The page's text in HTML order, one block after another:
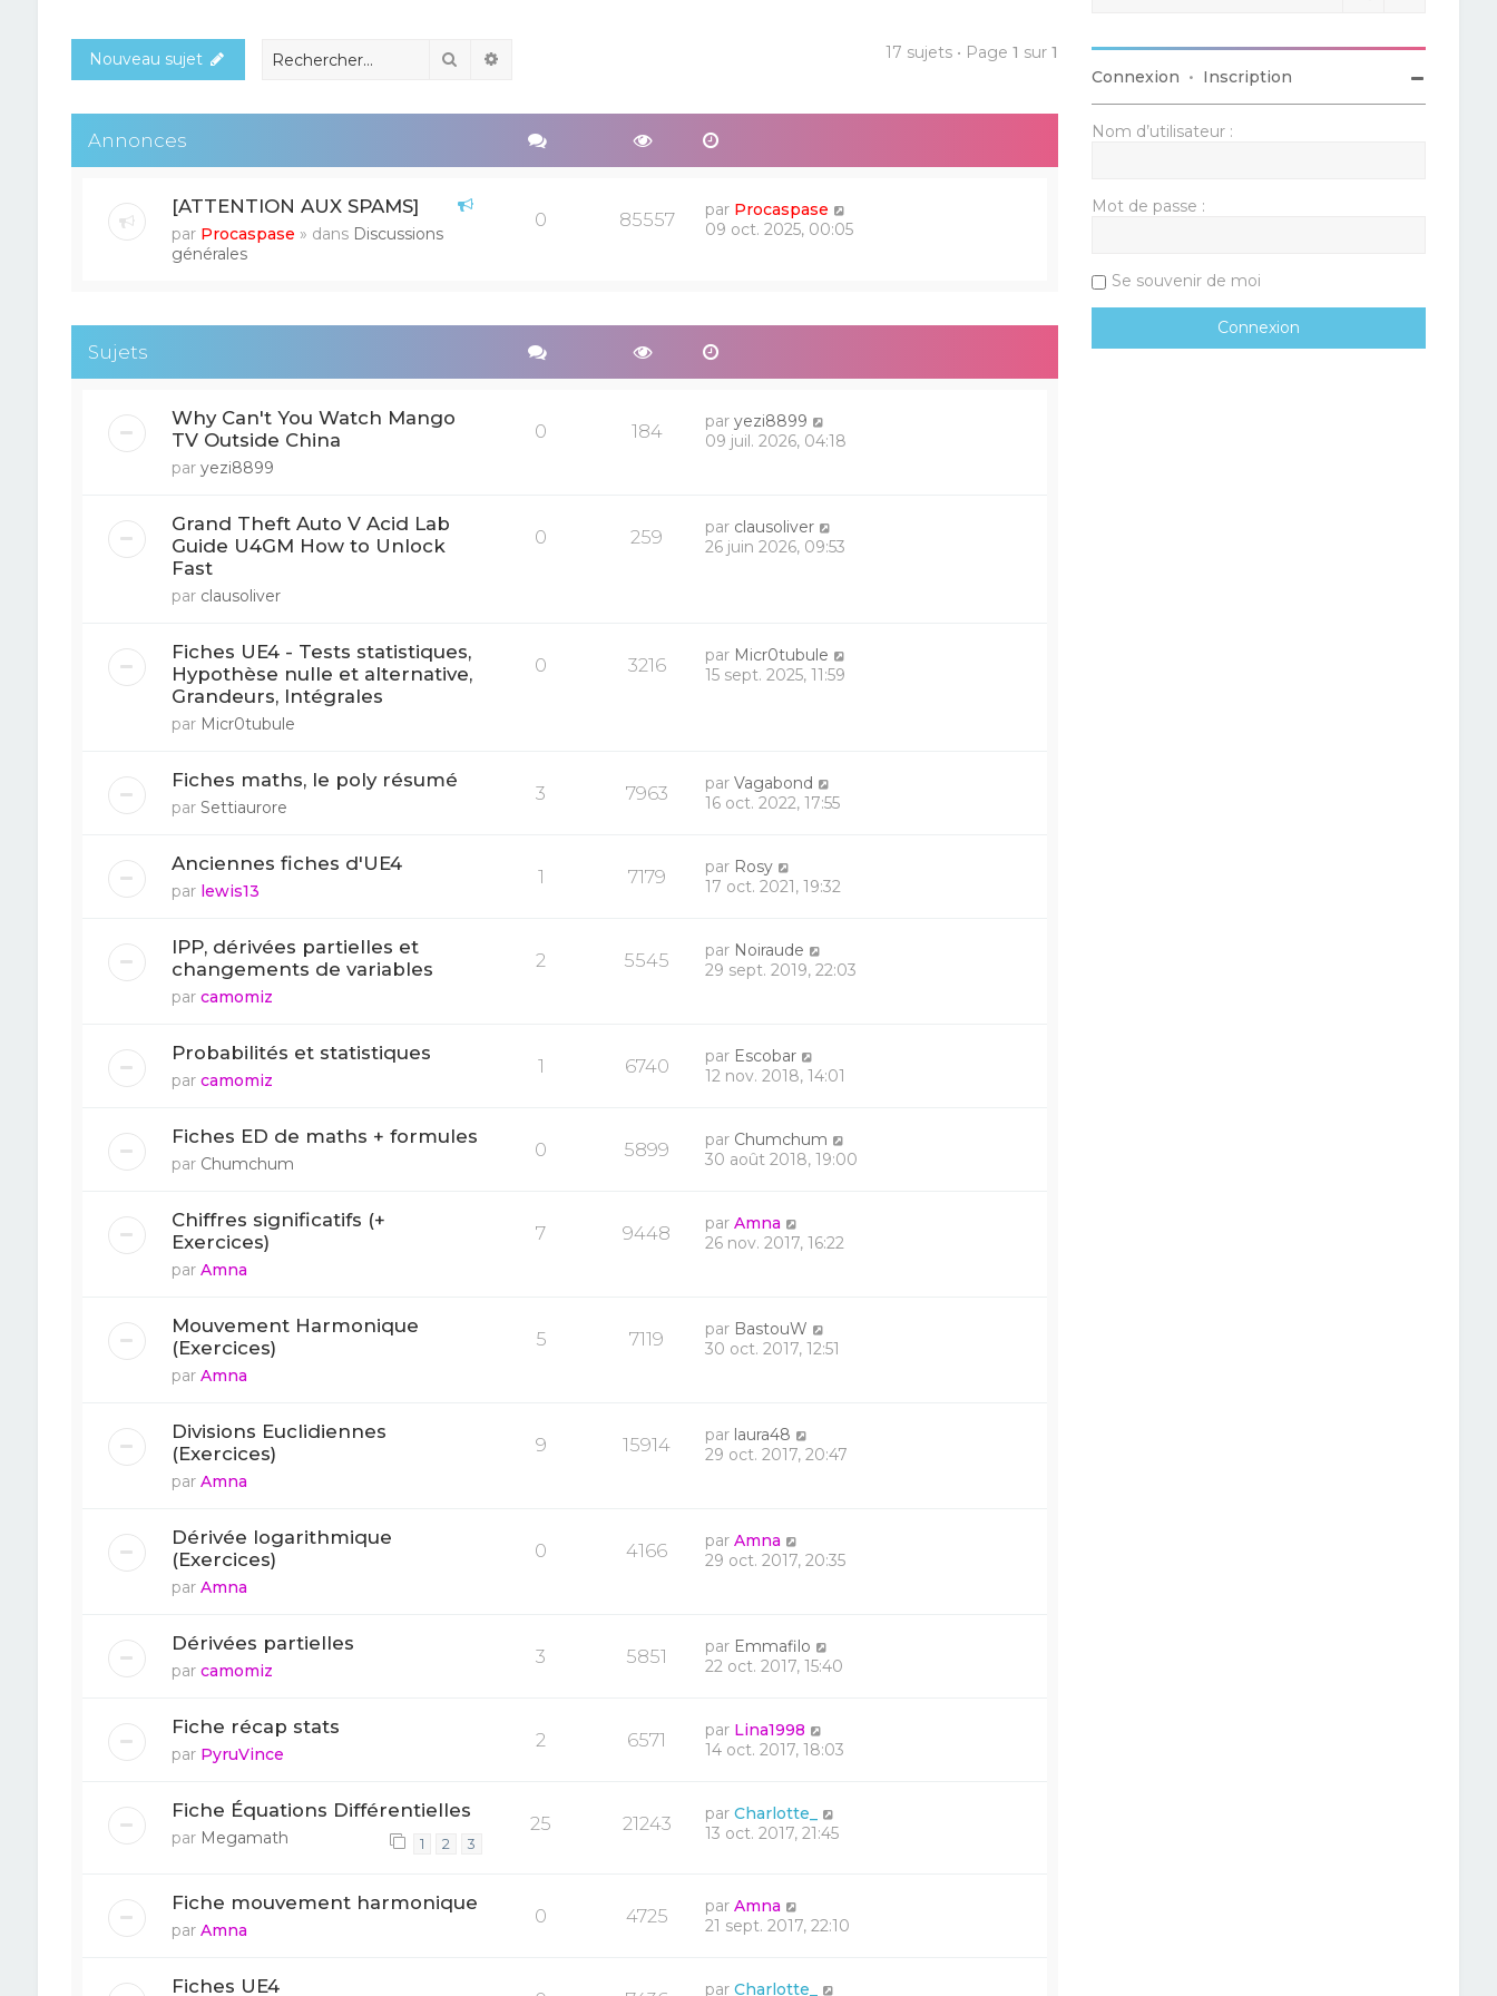
Nouveau sujet Rechercher 17 sujets • Page1 sur1
Annonces
[ATTENTION AUX SPAMS]
par Procaspase » dans Discussions
générales
0 85557 par Procaspase
09 oct. 2025, 00:05
Sujets
Why Can't You Watch Mango
TV Outside China
par yezi8899
0 184 paryezi8899
09 juil. 2026, 04:18
Grand Theft Auto V Acid Lab
Guide U4GM How to Unlock
Fast
par clausoliver
0 259 par clausoliver
26 juin 2026, 09:53
Fiches UE4 - Tests statistiques,
Hypothèse nulle et alternative,
Grandeurs, Intégrales
par Micr0tubule
0 3216 par Micr0tubule
15 sept. 2025, 11:59
Fiches maths, le poly résumé
par Settiaurore
3 7963 parVagabond
16 oct. 2022, 17:55
Anciennes fiches d'UE4
par lewis13
1 7179 par Rosy
17 oct. 2021, 19:32
IPP, dérivées partielles et
changements de variables
par camomiz
2 5545 par Noiraude
29 sept. 2019, 22:03
Probabilités et statistiques
par camomiz
1 6740 par Escobar
12 nov. 2018, 14:01
Fiches ED de maths + formules
par Chumchum
0 5899 par Chumchum
30 août 2018, 19:00
Chiffres significatifs (+
Exercices)
par Amna
7 9448 parAmna
26 nov. 2017, 16:22
Mouvement Harmonique
(Exercices)
par Amna
5 7119 par BastouW
30 oct. 2017, 12:51
Divisions Euclidiennes
(Exercices)
par Amna
9 15914 par laura48
29 oct. 2017, 20:47
Dérivée logarithmique
(Exercices)
par Amna
0 4166 parAmna
29 oct. 2017, 20:35
Dérivées partielles
par camomiz
3 5851 par Emmafilo
22 oct. 2017, 15:40
Fiche récap stats
par PyruVince
2 6571 par Lina1998
14 oct. 2017, 18:03
Fiche Équations Différentielles
par Megamath 1 2 3
25 21243 parCharlotte_
13 oct. 2017, 21:45
Fiche mouvement harmonique
par Amna
0 4725 parAmna
21 sept. 2017, 22:10
Fiches UE4 parCharlotte_
Connexion • Inscription
Nom d’utilisateur :
Mot de passe :
Se souvenir de moi